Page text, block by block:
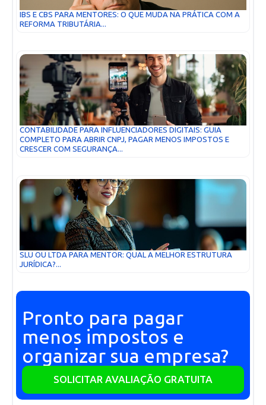
IBS E CBS PARA MENTORES: O QUE MUDA NA PRÁTICA COM A
REFORMA TRIBUTÁRIA...
CONTABILIDADE PARA INFLUENCIADORES DIGITAIS: GUIA
COMPLETO PARA ABRIR CNPJ, PAGAR MENOS IMPOSTOS E
CRESCER COM SEGURANÇA...
SLU OU LTDA PARA MENTOR: QUAL A MELHOR ESTRUTURA
JURÍDICA?...
Pronto para pagar
menos impostos e
organizar sua empresa?
SOLICITAR AVALIAÇÃO GRATUITA